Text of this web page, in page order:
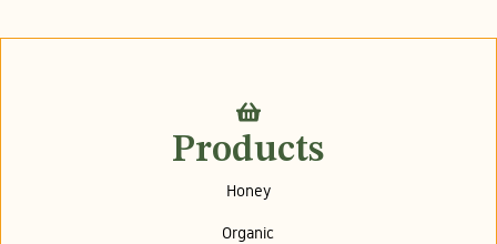
Products
Honey
Organic